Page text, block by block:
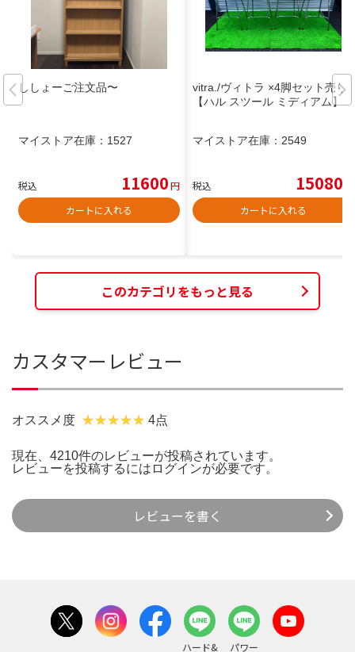
ししょーご注文品〜
マイストア在庫： 1527
税込 11600円
カートに入れる
vitra./ヴィトラ ×4脚セット売り
【ハル スツール ミディアム】
マイストア在庫： 2549
税込 15080
カートに入れる
このカテゴリをもっと見る
カスタマーレビュー
オススメ度 4点
現在、4210件のレビューが投稿されています。
レビューを投稿するには ログインが必要です。
レビューを書く
ハード&
パワー